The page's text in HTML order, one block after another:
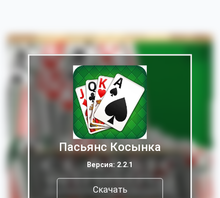
Пасьянс Косынка
Версия: 2.2.1
Скачать